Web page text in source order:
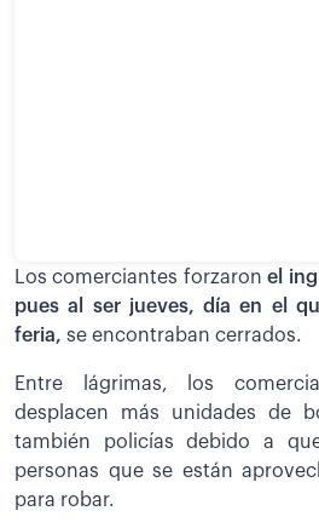
Los comerciantes forzaronel
pues al ser jueves, día en el
feria, se encontraban cerrados.
Entre lágrimas, los
desplacen más unidades de
también policías debido a
personas que se están
para robar.